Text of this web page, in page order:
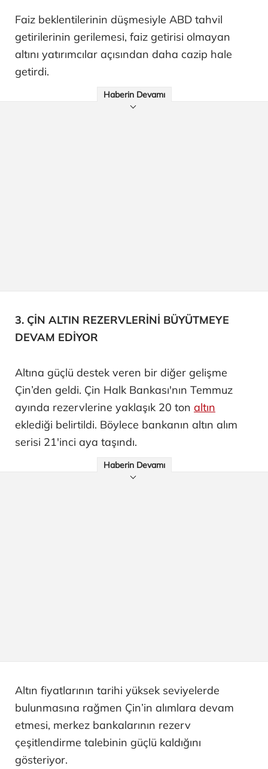
Faiz beklentilerinin düşmesiyle ABD tahvil
getirilerinin gerilemesi, faiz getirisi olmayan
altını yatırımcılar açısından daha cazip hale
getirdi.
Haberin Devamı
3. ÇİN ALTIN REZERVLERİNİ BÜYÜTMEYE
DEVAM EDİYOR
Altına güçlü destek veren bir diğer gelişme
Çin’den geldi. Çin Halk Bankası'nın Temmuz
ayında rezervlerine yaklaşık 20 ton altın
eklediği belirtildi. Böylece bankanın altın alım
serisi 21'inci aya taşındı.
Haberin Devamı
Altın fiyatlarının tarihi yüksek seviyelerde
bulunmasına rağmen Çin’in alımlara devam
etmesi, merkez bankalarının rezerv
çeşitlendirme talebinin güçlü kaldığını
gösteriyor.